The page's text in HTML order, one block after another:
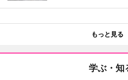
もっと見る
学ぶ・知